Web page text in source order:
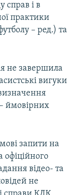
справ і в
практики
– ред.) та
не завершила
вигуки
– ймовірних
запити на
офіційного
відео- та
не